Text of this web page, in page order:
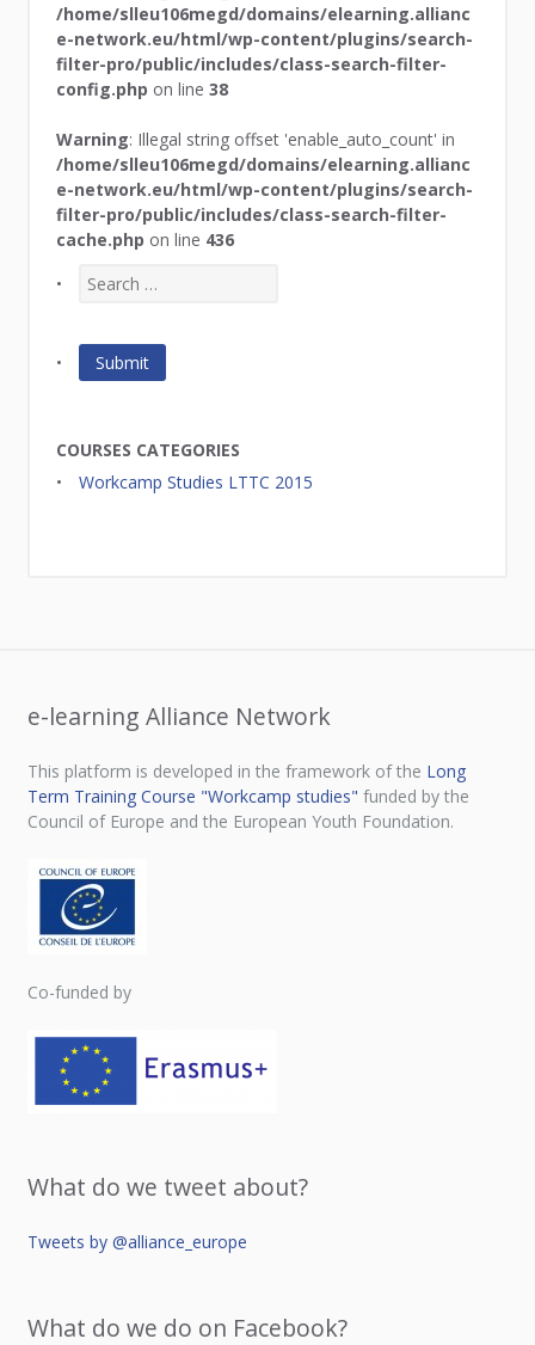
/home/slleu106megd/domains/elearning.allianc
e-network.eu/html/wp-content/plugins/search-
filter-pro/public/includes/class-search-filter-
config.php on line38
Warning: Illegal string offset 'enable_auto_count' in
/home/slleu106megd/domains/elearning.allianc
e-network.eu/html/wp-content/plugins/search-
filter-pro/public/includes/class-search-filter-
cache.php on line 436
COURSES CATEGORIES
Workcamp Studies LTTC 2015
e-learning Alliance Network
This platform is developed in the framework of the Long
Term Training Course "Workcamp studies" funded by the
Council of Europe and the European Youth Foundation.
Co-funded by
What do we tweet about?
Tweets by @alliance_europe
What do we do on Facebook?